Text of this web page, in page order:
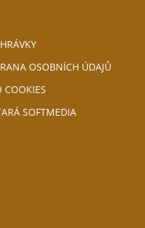
OSOBNÍCH ÚDAJŮ
COOKIES
SOFTMEDIA